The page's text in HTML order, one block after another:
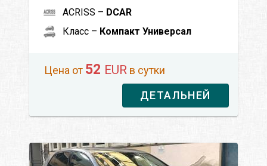
ACRISS – DCAR
Класс – Компакт Универсал
Цена от 52 EUR в сутки
ДЕТАЛЬНЕЙ